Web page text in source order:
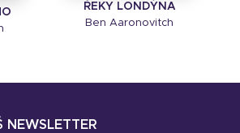
ŘEKY LONDÝNA
Ben Aaronovitch
NEWSLETTER